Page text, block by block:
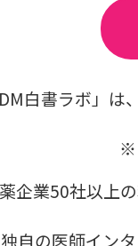
DM白書ラボ」
※
企業50社以上
独自の医師イン